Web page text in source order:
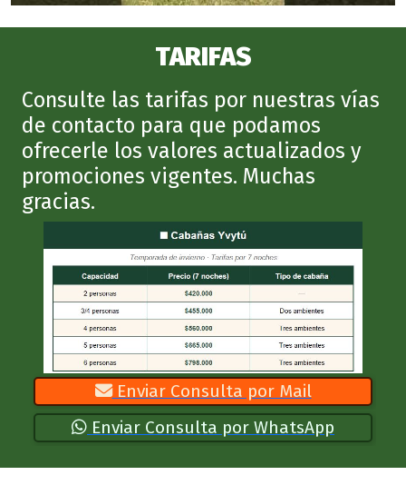
TARIFAS
Consulte las tarifas por nuestras vías
de contacto para que podamos
ofrecerle los valores actualizados y
promociones vigentes. Muchas
gracias.
Enviar Consulta por Mail
Enviar Consulta por WhatsApp